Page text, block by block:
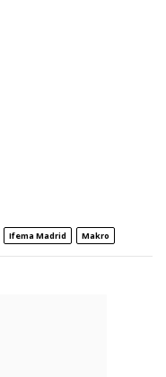
Ifema Madrid Makro